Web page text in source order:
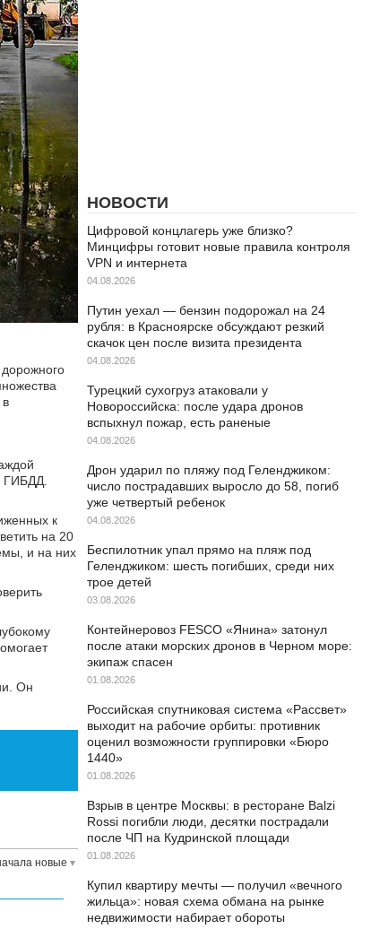
в
ГИБДД.
к
на 20
и на них
Он
новые
НОВОСТИ
Цифровой концлагерь уже близко?
Минцифры готовит новые правила контроля
VPN и интернета
04.08.2026
Путин уехал — бензин подорожал на 24
рубля: в Красноярске обсуждают резкий
скачок цен после визита президента
04.08.2026
Турецкий сухогруз атаковали у
Новороссийска: после удара дронов
вспыхнул пожар, есть раненые
04.08.2026
Дрон ударил по пляжу под Геленджиком:
число пострадавших выросло до 58, погиб
уже четвертый ребенок
04.08.2026
Беспилотник упал прямо на пляж под
Геленджиком: шесть погибших, среди них
трое детей
03.08.2026
Контейнеровоз FESCO «Янина» затонул
после атаки морских дронов в Черном море:
экипаж спасен
01.08.2026
Российская спутниковая система «Рассвет»
выходит на рабочие орбиты: противник
оценил возможности группировки «Бюро
1440»
01.08.2026
Взрыв в центре Москвы: в ресторане Balzi
Rossi погибли люди, десятки пострадали
после ЧП на Кудринской площади
01.08.2026
Купил квартиру мечты — получил «вечного
жильца»: новая схема обмана на рынке
недвижимости набирает обороты